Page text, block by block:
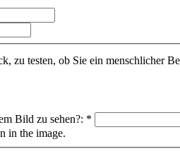
zu testen, ob Sie ein menschlicher
Bild zu sehen?: *
in the image.